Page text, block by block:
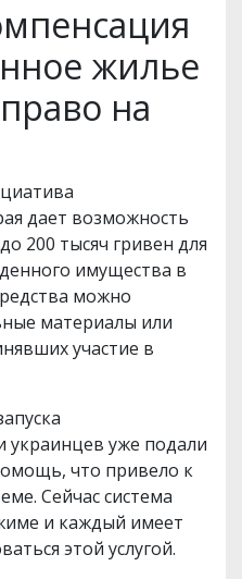
жилье
на
дает возможность
200 тысяч гривен для
имущества в
можно
материалы или
участие в
украинцев уже подали
что привело к
Сейчас система
и каждый имеет
этой услугой.